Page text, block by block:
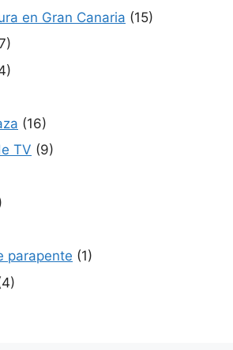
en Gran Canaria (15)
(16)
TV (9)
parapente (1)